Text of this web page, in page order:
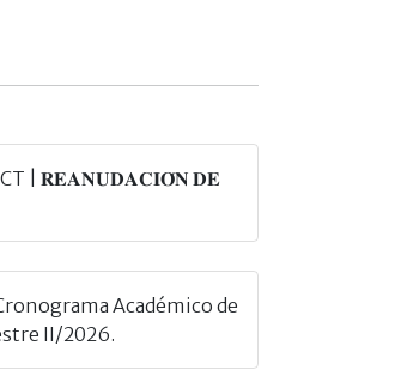
| 𝐑𝐄𝐀𝐍𝐔𝐃𝐀𝐂𝐈𝐎́𝐍 𝐃𝐄
Académico de
II/2026.